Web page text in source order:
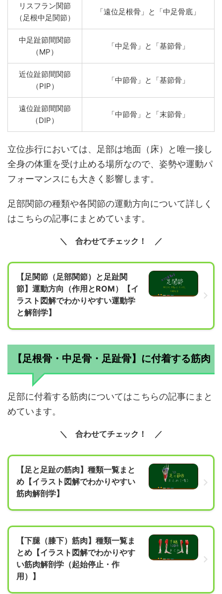
リスフラン関節
（足根中足関節）
「遠位足根骨」と「中足骨底」
中足趾節間関節
（MP）
「中足骨」と「基節骨」
近位趾節間関節
（PIP）
「中節骨」と「基節骨」
遠位趾節間関節
（DIP）
「中節骨」と「末節骨」
立位歩行においては、足部は地面（床）と唯一接し
全身の体重を受け止める場所なので、姿勢や運動パ
フォーマンスにも大きく影響します。
足部関節の種類や各関節の運動方向について詳しく
はこちらの記事にまとめています。
合わせてチェック！
【足関節（足部関節）と足趾関
節】運動方向（作用とROM）【イ
ラスト図解でわかりやすい運動学
と解剖学】
【足根骨・中足骨・足趾骨】に付着する筋肉
足部に付着する筋肉についてはこちらの記事にまと
めています。
合わせてチェック！
【足と足趾の筋肉】種類一覧まと
め【イラスト図解でわかりやすい
筋肉解剖学】
【下腿（膝下）筋肉】種類一覧ま
とめ【イラスト図解でわかりやす
い筋肉解剖学（起始停止・作
用）】